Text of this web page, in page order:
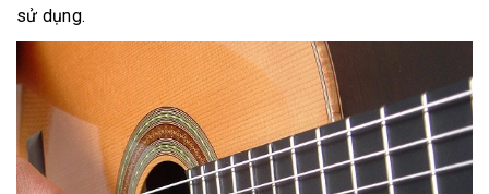
sử dụng.